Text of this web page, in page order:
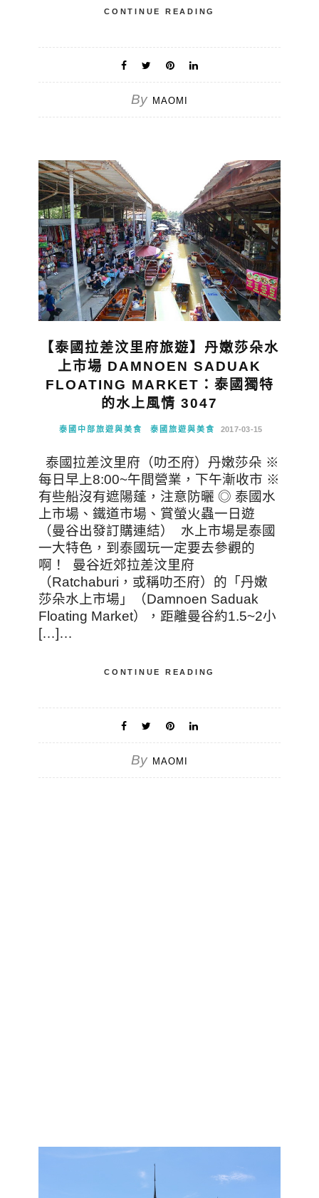
CONTINUE READING
By MAOMI
【泰國拉差汶里府旅遊】丹嫩莎朵水
上市場 DAMNOEN SADUAK
FLOATING MARKET：泰國獨特
的水上風情 3047
泰國中部旅遊與美食 泰國旅遊與美食 2017-03-15
泰國拉差汶里府（叻丕府）丹嫩莎朵 ※
每日早上8:00~午間營業，下午漸收市 ※
有些船沒有遮陽蓬，注意防曬 ◎ 泰國水
上市場、鐵道市場、賞螢火蟲一日遊
（曼谷出發訂購連結） 水上市場是泰國
一大特色，到泰國玩一定要去參觀的
啊！ 曼谷近郊拉差汶里府
（Ratchaburi，或稱叻丕府）的「丹嫩
莎朵水上市場」（Damnoen Saduak
Floating Market），距離曼谷約1.5~2小
[…]…
CONTINUE READING
By MAOMI